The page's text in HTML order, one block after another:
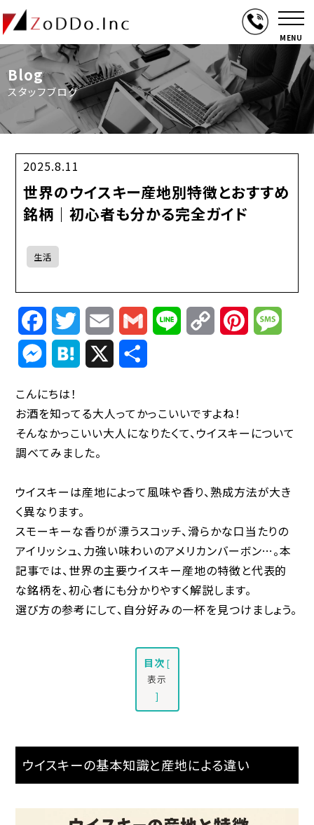
MENU
Blog
スタッフブログ
2025.8.11
世界のウイスキー産地別特徴とおすすめ
銘柄｜初心者も分かる完全ガイド
生活
FacebookTwitterEmail Gmail Line
Copy
Link
Pinterest
Messenger
Hatena
こんにちは！
お酒を知ってる大人ってかっこいいですよね！
そんなかっこいい大人になりたくて、ウイスキーについて
調べてみました。
ウイスキーは産地によって風味や香り、熟成方法が大き
く異なります。
スモーキーな香りが漂うスコッチ、滑らかな口当たりの
アイリッシュ、力強い味わいのアメリカンバーボン…。本
記事では、世界の主要ウイスキー産地の特徴と代表的
な銘柄を、初心者にも分かりやすく解説します。
選び方の参考にして、自分好みの一杯を見つけましょう。
目次 [
表示
]
ウイスキーの基本知識と産地による違い